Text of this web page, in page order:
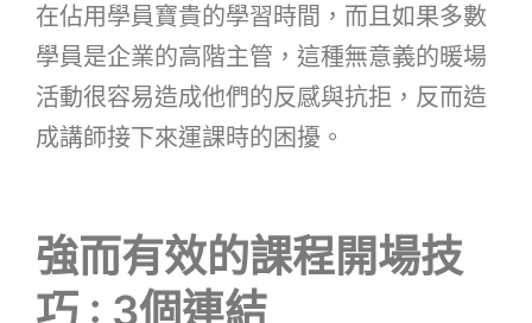
在佔用學員寶貴的學習時間，而且如果多數
學員是企業的高階主管，這種無意義的暖場
活動很容易造成他們的反感與抗拒，反而造
成講師接下來運課時的困擾。
強而有效的課程開場技
巧 : 3個連結